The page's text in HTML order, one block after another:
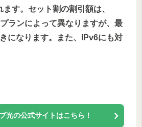
す。セット割の割引額は、
ランによって異なりますが、最
になります。また、IPv6にも対
光の公式サイトはこちら！